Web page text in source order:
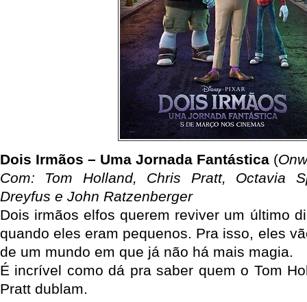
Dois Irmãos – Uma Jornada Fantástica (
Com: Tom Holland, Chris Pratt, Octavia
Dreyfus e John Ratzenberger
Dois irmãos elfos querem reviver um último
quando eles eram pequenos. Pra isso, eles
de um mundo em que já não há mais magia.
É incrível como dá pra saber quem o Tom
Pratt dublam.